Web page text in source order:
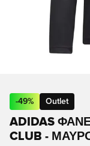
-49% Outlet
ADIDAS
CLUB -